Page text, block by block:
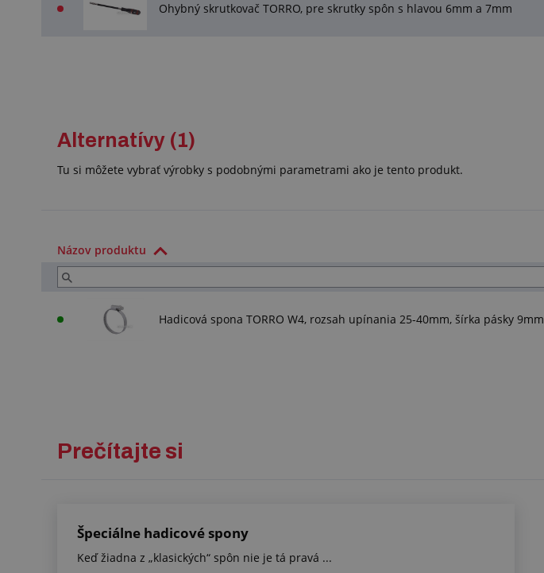
Ohybný skrutkovač TORRO, pre skrutky spôn s hlavou 6mm a 7mm
Alternatívy (1)
Tu si môžete vybrať výrobky s podobnými parametrami ako je tento produkt.
Názov produktu
Hadicová spona TORRO W4, rozsah upínania 25-40mm, šírka pásky 9mm
Prečítajte si
Špeciálne hadicové spony
Keď žiadna z „klasických“ spôn nie je tá pravá ...